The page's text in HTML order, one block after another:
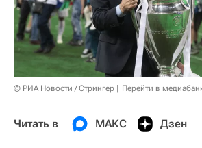
© РИА Новости / Стрингер Перейти в
Читать в МАКС Дзен